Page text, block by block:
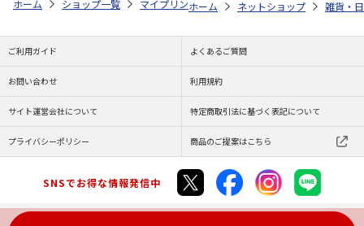
ホーム ショップ一覧 マイプリント カーステッカー【マンチカン
ホーム ネットショップ 雑貨・
ご利用ガイド よくあるご質問
お問い合わせ 利用規約
サイト運営会社について 特定商取引法に基づく表記について
プライバシーポリシー 商品のご提案はこちら
SNSでお得な情報発信中